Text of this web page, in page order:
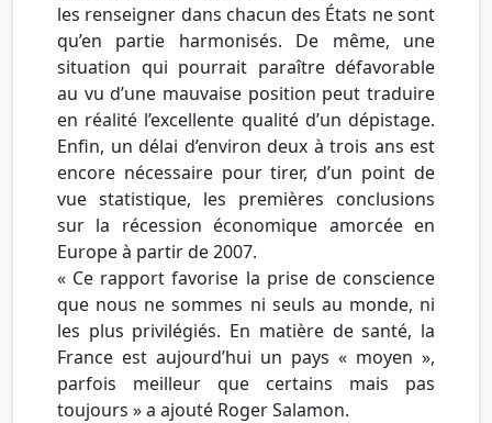
les renseigner dans chacun des États ne sont
qu’en partie harmonisés. De même, une
situation qui pourrait paraître défavorable
au vu d’une mauvaise position peut traduire
en réalité l’excellente qualité d’un dépistage.
Enfin, un délai d’environ deux à trois ans est
encore nécessaire pour tirer, d’un point de
vue statistique, les premières conclusions
sur la récession économique amorcée en
Europe à partir de 2007.
« Ce rapport favorise la prise de conscience
que nous ne sommes ni seuls au monde, ni
les plus privilégiés. En matière de santé, la
France est aujourd’hui un pays « moyen »,
parfois meilleur que certains mais pas
toujours » a ajouté Roger Salamon.